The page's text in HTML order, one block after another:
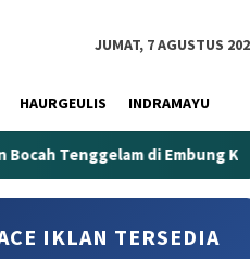
JUMAT, 7 AGUSTUS
HAURGEULIS INDRAMAYU
Embung Kertanegara
IKLAN TERSEDIA